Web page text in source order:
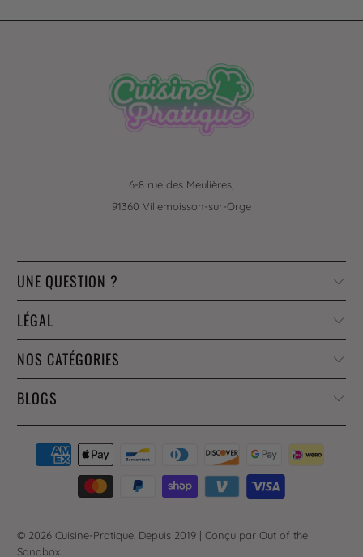
6-8 rue des Meulières,
91360 Villemoisson-sur-Orge
UNE QUESTION ?
LÉGAL
NOS CATÉGORIES
BLOGS
© 2026Cuisine-Pratique . Depuis 2019 |Conçu par Out of the
Sandbox